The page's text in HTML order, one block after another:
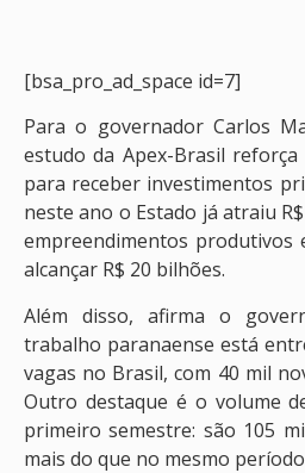
[bsa_pro_ad_space id=7]
Para o governador Carlos
estudo da Apex-Brasil
para receber investimentos
neste ano o Estado já atraiu
empreendimentos
alcançar R$ 20 bilhões.
Além disso, afirma o
trabalho paranaense está
vagas no Brasil, com 40 mil
Outro destaque é o volume
primeiro semestre: são 105
mais do que no mesmo